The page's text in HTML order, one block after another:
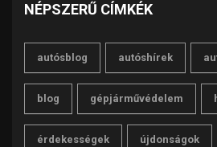
NÉPSZERŰ CÍMKÉK
autósblog autóshírek
blog gépjárművédelem
érdekességek újdonságok